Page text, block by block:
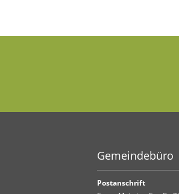
Gemeindebüro
Postanschrift